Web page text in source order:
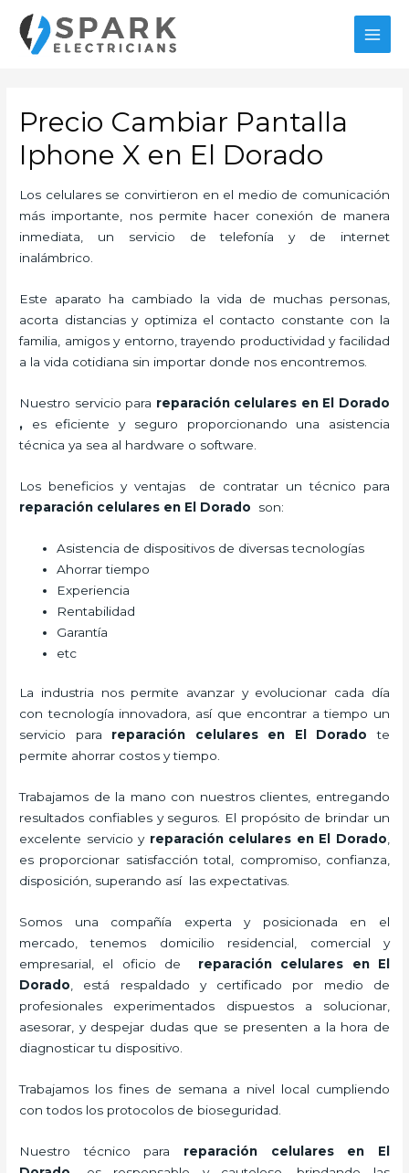
contenido
Precio Cambiar Pantalla
Iphone X en El Dorado
Los celulares se convirtieron en el medio de comunicación
más importante, nos permite hacer conexión de manera
inmediata, un servicio de telefonía y de internet
inalámbrico.
Este aparato ha cambiado la vida de muchas personas,
acorta distancias y optimiza el contacto constante con la
familia, amigos y entorno, trayendo productividad y facilidad
a la vida cotidiana sin importar donde nos encontremos.
Nuestro servicio para reparación celulares en El Dorado
, es eficiente y seguro proporcionando una asistencia
técnica ya sea al hardware o software.
Los beneficios y ventajas de contratar un técnico para
reparación celulares en El Dorado son:
Asistencia de dispositivos de diversas tecnologías
Ahorrar tiempo
Experiencia
Rentabilidad
Garantía
etc
La industria nos permite avanzar y evolucionar cada día
con tecnología innovadora, así que encontrar a tiempo un
servicio para reparación celulares en El Dorado te
permite ahorrar costos y tiempo.
Trabajamos de la mano con nuestros clientes, entregando
resultados confiables y seguros. El propósito de brindar un
excelente servicio y reparación celulares en El Dorado
es proporcionar satisfacción total, compromiso, confianza,
disposición, superando así las expectativas.
Somos una compañía experta y posicionada en el
mercado, tenemos domicilio residencial, comercial y
empresarial, el oficio de reparación celulares en El
Dorado , está respaldado y certificado por medio de
profesionales experimentados dispuestos a solucionar,
asesorar, y despejar dudas que se presenten a la hora de
diagnosticar tu dispositivo.
Trabajamos los fines de semana a nivel local cumpliendo
con todos los protocolos de bioseguridad.
Nuestro técnico para reparación celulares
en El